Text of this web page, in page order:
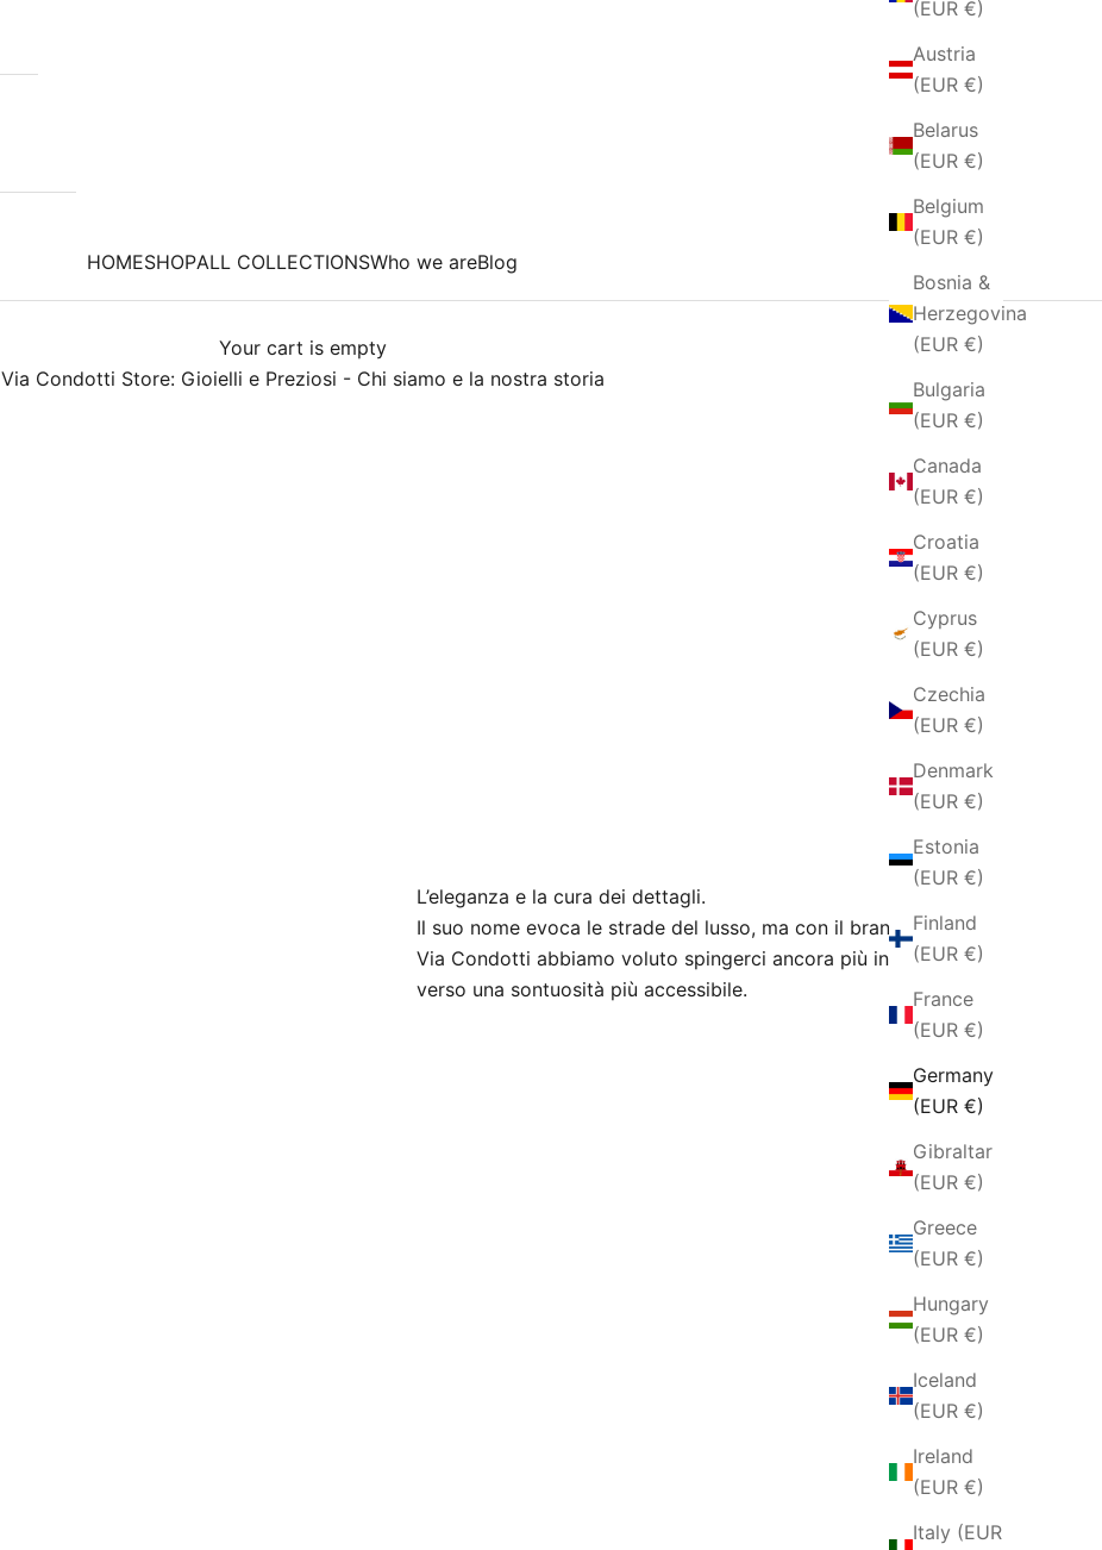
HOMESHOPALL COLLECTIONSWho we areBlog
(EUR €)
Austria
(EUR €)
Belarus
(EUR €)
Belgium
(EUR €)
Bosnia &
Herzegovina
(EUR €)
Bulgaria
(EUR €)
Canada
(EUR €)
Croatia
(EUR €)
Cyprus
(EUR €)
Czechia
(EUR €)
Denmark
(EUR €)
Estonia
(EUR €)
Finland
(EUR €)
France
(EUR €)
Germany
(EUR €)
Gibraltar
(EUR €)
Greece
(EUR €)
Hungary
(EUR €)
Iceland
(EUR €)
Ireland
(EUR €)
Italy (EUR
Your cart is empty
Via Condotti Store: Gioielli e Preziosi - Chi siamo e la nostra storia
L’eleganza e la cura dei dettagli.
Il suo nome evoca le strade del lusso, ma con il brand
Via Condotti abbiamo voluto spingerci ancora più in là,
verso una sontuosità più accessibile.